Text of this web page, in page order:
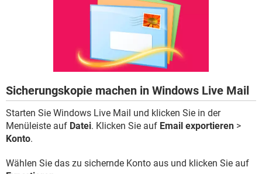
HARDWARE
Sicherungskopie machen in Windows Live Mail
Starten Sie Windows Live Mail und klicken Sie in der
Menüleiste auf Datei. Klicken Sie auf Email exportieren >
Konto.
Wählen Sie das zu sichernde Konto aus und klicken Sie auf